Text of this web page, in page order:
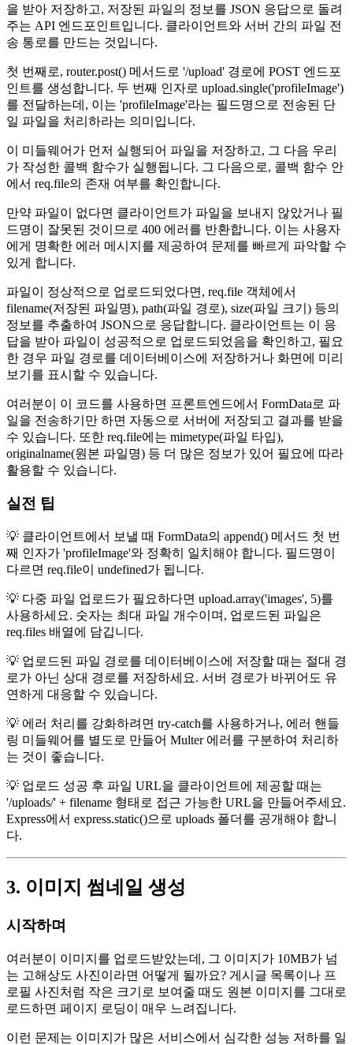
을 받아 저장하고, 저장된 파일의 정보를 JSON 응답으로 돌려
주는 API 엔드포인트입니다. 클라이언트와 서버 간의 파일 전
송 통로를 만드는 것입니다.
첫 번째로, router.post() 메서드로 '/upload' 경로에 POST 엔드포
인트를 생성합니다. 두 번째 인자로 upload.single('profileImage')
를 전달하는데, 이는 'profileImage'라는 필드명으로 전송된 단
일 파일을 처리하라는 의미입니다.
이 미들웨어가 먼저 실행되어 파일을 저장하고, 그 다음 우리
가 작성한 콜백 함수가 실행됩니다. 그 다음으로, 콜백 함수 안
에서 req.file의 존재 여부를 확인합니다.
만약 파일이 없다면 클라이언트가 파일을 보내지 않았거나 필
드명이 잘못된 것이므로 400 에러를 반환합니다. 이는 사용자
에게 명확한 에러 메시지를 제공하여 문제를 빠르게 파악할 수
있게 합니다.
파일이 정상적으로 업로드되었다면, req.file 객체에서
filename(저장된 파일명), path(파일 경로), size(파일 크기) 등의
정보를 추출하여 JSON으로 응답합니다. 클라이언트는 이 응
답을 받아 파일이 성공적으로 업로드되었음을 확인하고, 필요
한 경우 파일 경로를 데이터베이스에 저장하거나 화면에 미리
보기를 표시할 수 있습니다.
여러분이 이 코드를 사용하면 프론트엔드에서 FormData로 파
일을 전송하기만 하면 자동으로 서버에 저장되고 결과를 받을
수 있습니다. 또한 req.file에는 mimetype(파일 타입),
originalname(원본 파일명) 등 더 많은 정보가 있어 필요에 따라
활용할 수 있습니다.
실전 팁
💡 클라이언트에서 보낼 때 FormData의 append() 메서드 첫 번
째 인자가 'profileImage'와 정확히 일치해야 합니다. 필드명이
다르면 req.file이 undefined가 됩니다.
💡 다중 파일 업로드가 필요하다면 upload.array('images', 5)를
사용하세요. 숫자는 최대 파일 개수이며, 업로드된 파일은
req.files 배열에 담깁니다.
💡 업로드된 파일 경로를 데이터베이스에 저장할 때는 절대 경
로가 아닌 상대 경로를 저장하세요. 서버 경로가 바뀌어도 유
연하게 대응할 수 있습니다.
💡 에러 처리를 강화하려면 try-catch를 사용하거나, 에러 핸들
링 미들웨어를 별도로 만들어 Multer 에러를 구분하여 처리하
는 것이 좋습니다.
💡 업로드 성공 후 파일 URL을 클라이언트에 제공할 때는
'/uploads/' + filename 형태로 접근 가능한 URL을 만들어주세요.
Express에서 express.static()으로 uploads 폴더를 공개해야 합니
다.
3. 이미지 썸네일 생성
시작하며
여러분이 이미지를 업로드받았는데, 그 이미지가 10MB가 넘
는 고해상도 사진이라면 어떻게 될까요? 게시글 목록이나 프
로필 사진처럼 작은 크기로 보여줄 때도 원본 이미지를 그대로
로드하면 페이지 로딩이 매우 느려집니다.
이런 문제는 이미지가 많은 서비스에서 심각한 성능 저하를 일